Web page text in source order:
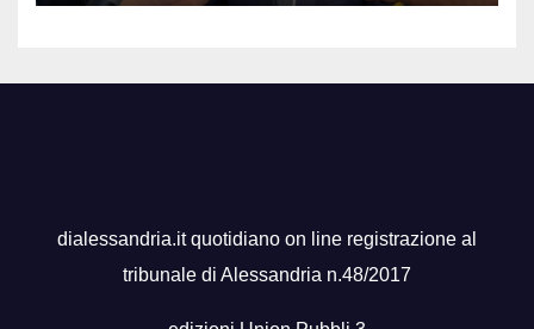
dialessandria.it quotidiano on line registrazione al
tribunale di Alessandria n.48/2017